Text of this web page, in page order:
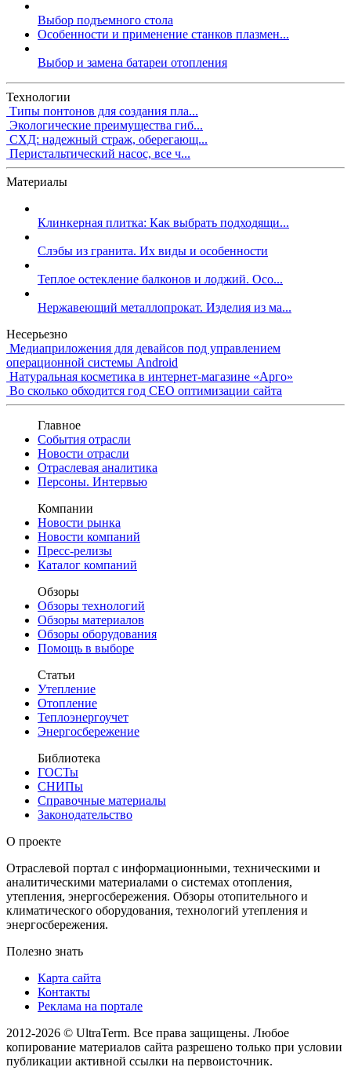
Выбор подъемного стола
Особенности и применение станков плазмен...
Выбор и замена батареи отопления
Технологии
Типы понтонов для создания пла...
Экологические преимущества гиб...
СХД: надежный страж, оберегающ...
Перистальтический насос, все ч...
Материалы
Клинкерная плитка: Как выбрать подходящи...
Слэбы из гранита. Их виды и особенности
Теплое остекление балконов и лоджий. Осо...
Нержавеющий металлопрокат. Изделия из ма...
Несерьезно
Медиаприложения для девайсов под управлением
операционной системы Android
Натуральная косметика в интернет-магазине «Арго»
Во сколько обходится год СЕО оптимизации сайта
Главное
События отрасли
Новости отрасли
Отраслевая аналитика
Персоны. Интервью
Компании
Новости рынка
Новости компаний
Пресс-релизы
Каталог компаний
Обзоры
Обзоры технологий
Обзоры материалов
Обзоры оборудования
Помощь в выборе
Статьи
Утепление
Отопление
Теплоэнергоучет
Энергосбережение
Библиотека
ГОСТы
СНИПы
Справочные материалы
Законодательство
О проекте
Отраслевой портал с информационными, техническими и
аналитическими материалами о системах отопления,
утепления, энергосбережения. Обзоры отопительного и
климатического оборудования, технологий утепления и
энергосбережения.
Полезно знать
Карта сайта
Контакты
Реклама на портале
2012-2026 © UltraTerm. Все права защищены. Любое
копирование материалов сайта разрешено только при условии
публикации активной ссылки на первоисточник.